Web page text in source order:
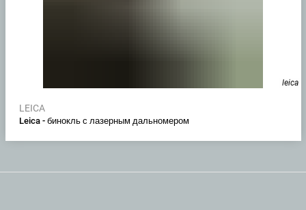
leica
LEICA
Leica - бинокль с лазерным дальномером